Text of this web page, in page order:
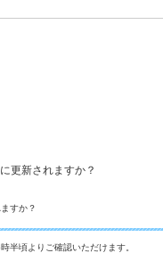
更新されますか？
すか？
半頃よりご確認いただけます。